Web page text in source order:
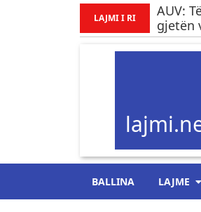
LAJMI I RI
AUV:
gjetën
BALLINA LAJME